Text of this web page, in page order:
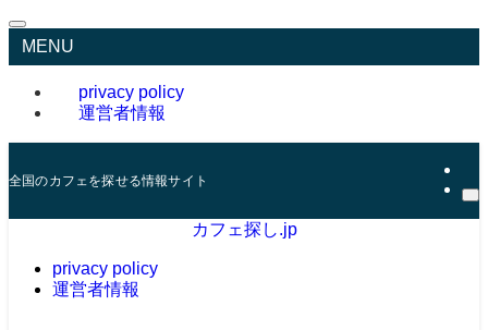
MENU
privacy policy
運営者情報
全国のカフェを探せる情報サイト
カフェ探し.jp
privacy policy
運営者情報